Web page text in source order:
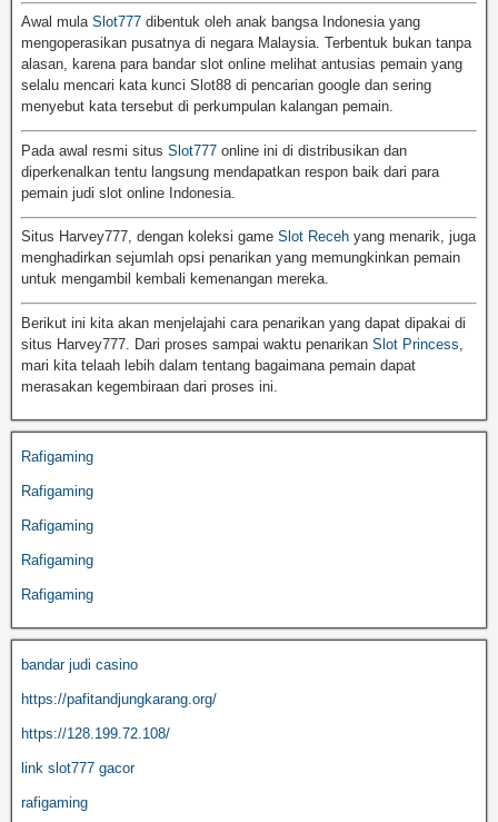
Awal mula Slot777 dibentuk oleh anak bangsa Indonesia yang
mengoperasikan pusatnya di negara Malaysia. Terbentuk bukan tanpa
alasan, karena para bandar slot online melihat antusias pemain yang
selalu mencari kata kunci Slot88 di pencarian google dan sering
menyebut kata tersebut di perkumpulan kalangan pemain.
Pada awal resmi situs Slot777 online ini di distribusikan dan
diperkenalkan tentu langsung mendapatkan respon baik dari para
pemain judi slot online Indonesia.
Situs Harvey777, dengan koleksi game Slot Receh yang menarik, juga
menghadirkan sejumlah opsi penarikan yang memungkinkan pemain
untuk mengambil kembali kemenangan mereka.
Berikut ini kita akan menjelajahi cara penarikan yang dapat dipakai di
situs Harvey777. Dari proses sampai waktu penarikan Slot Princess
mari kita telaah lebih dalam tentang bagaimana pemain dapat
merasakan kegembiraan dari proses ini.
Rafigaming
Rafigaming
Rafigaming
Rafigaming
Rafigaming
bandar judi casino
https://pafitandjungkarang.org/
https://128.199.72.108/
link slot777 gacor
rafigaming